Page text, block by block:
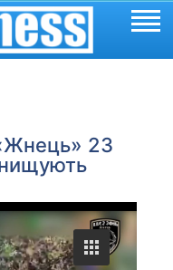
23